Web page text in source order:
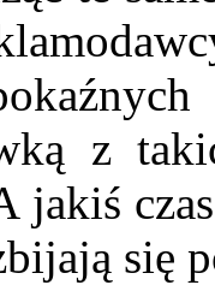
z
jakiś
się